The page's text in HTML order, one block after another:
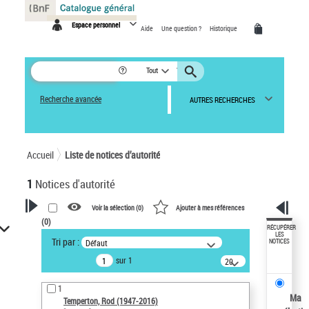
Espace personnel Aide Une question ? Historique
Tout
Recherche avancée AUTRES RECHERCHES
Accueil Liste de notices d’autorité
1 Notices d'autorité
VOTRE RECHERCHE
Recherche avancée dans les
notices d’autorité
Œuvres liées à l'auteur :
Temperton, Rod (1947-2016)
Voir la sélection (0) Ajouter à mes références
(0)
Tri par : Défaut
sur 1
20
résultats/page
1
Temperton, Rod (1947-2016)
RÉCUPÉRER
LES
NOTICES
Ma
Panneau de gestion des cookies